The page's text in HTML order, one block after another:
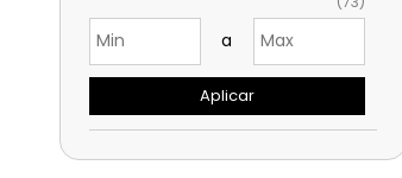
a
Aplicar